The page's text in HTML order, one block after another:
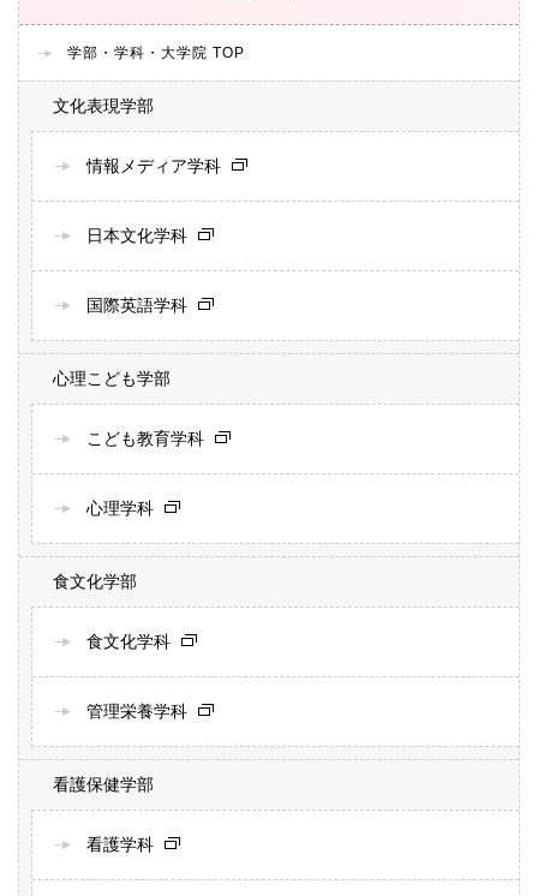
学部・学科・大学院 TOP
文化表現学部
情報メディア学科
日本文化学科
国際英語学科
心理こども学部
こども教育学科
心理学科
食文化学部
食文化学科
管理栄養学科
看護保健学部
看護学科